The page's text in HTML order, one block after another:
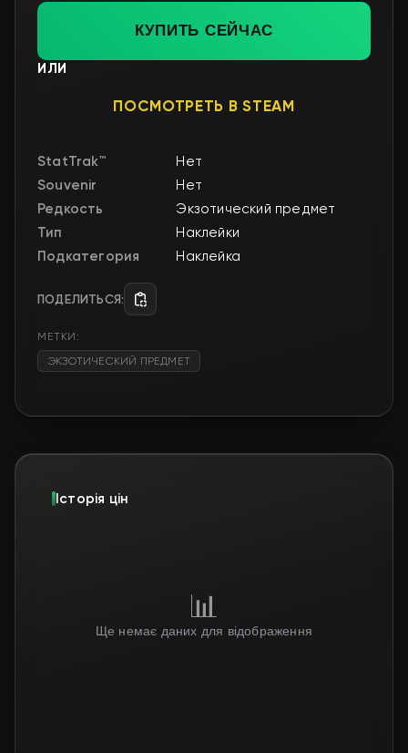
КУПИТЬ СЕЙЧАС
ИЛИ
ПОСМОТРЕТЬ В STEAM
StatTrak™
Нет
Souvenir
Нет
Редкость
Экзотический предмет
Тип
Наклейки
Подкатегория
Наклейка
ПОДЕЛИТЬСЯ:
МЕТКИ:
ЭКЗОТИЧЕСКИЙ ПРЕДМЕТ
Історія цін
📊
Ще немає даних для відображення